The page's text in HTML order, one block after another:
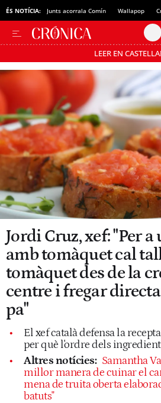
ÉS NOTÍCIA: Junts acorrala Comín Wallapop
LEER EN
Passa’t al mode estalvi
Jordi Cruz, xef: "Per
amb tomàquet cal
tomàquet des de la
centre i fregar
pa"
El xef català defensa la
per què l'ordre dels
Altres notícies: Samantha
millor manera de cuinar el
mena de truita oberta
batuts"